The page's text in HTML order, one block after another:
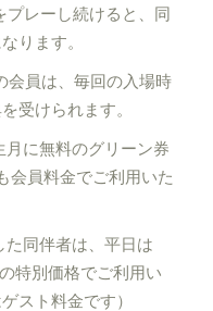
プレーし続けると、同
ります。
会員は、毎回の入場時
受けられます。
月に無料のグリーン券
会員料金でご利用いた
た同伴者は、平日は
特別価格でご利用い
スト料金です）